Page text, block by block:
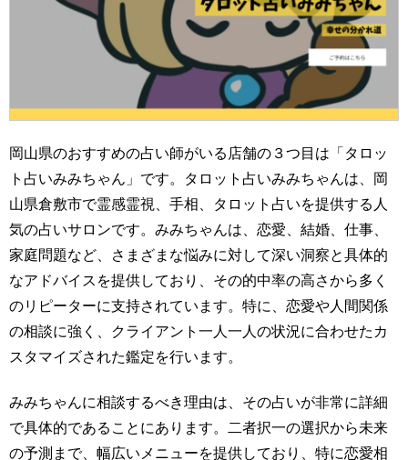
岡山県のおすすめの占い師がいる店舗の３つ目は「タロッ
ト占いみみちゃん」です。タロット占いみみちゃんは、岡
山県倉敷市で霊感霊視、手相、タロット占いを提供する人
気の占いサロンです。みみちゃんは、恋愛、結婚、仕事、
家庭問題など、さまざまな悩みに対して深い洞察と具体的
なアドバイスを提供しており、その的中率の高さから多く
のリピーターに支持されています。特に、恋愛や人間関係
の相談に強く、クライアント一人一人の状況に合わせたカ
スタマイズされた鑑定を行います。
みみちゃんに相談するべき理由は、その占いが非常に詳細
で具体的であることにあります。二者択一の選択から未来
の予測まで、幅広いメニューを提供しており、特に恋愛相